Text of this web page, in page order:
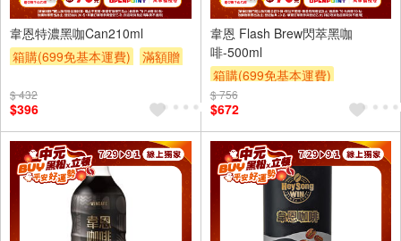
24入
韋恩特濃黑咖Can210ml
箱購(699免基本運費)
滿額贈
$ 432
$396
24入
韋恩 Flash Brew閃萃黑咖
啡-500ml
箱購(699免基本運費)
滿件登記抽
滿額贈
滿額9折
贈$200
$ 756
$672